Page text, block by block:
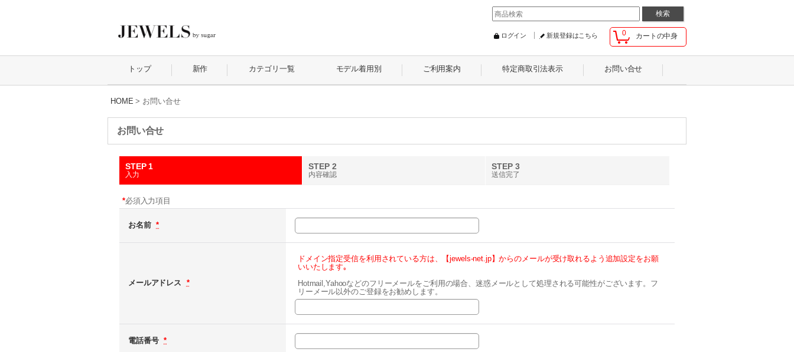
0 カートの中身
ログイン 新規登録はこちら
トップ 新作 カテゴリ一覧 モデル着用別 ご利用案内 特定商取引法表示 お問い合せ
HOME > お問い合せ
お問い合せ
STEP 1
入力
STEP 2
内容確認
STEP 3
送信完了
*必須入力項目
お名前 *
メールアドレス *
ドメイン指定受信を利用されている方は、【jewels-net.jp】からのメールが受け取れるよう追加設定をお願
いいたします｡
Hotmail,Yahooなどのフリーメールをご利用の場合、迷惑メールとして処理される可能性がございます。フ
リーメール以外のご登録をお勧めします。
電話番号 *